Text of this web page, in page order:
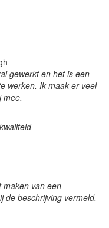
gewerkt en het is een
werken. Ik maak er veel
mee.
maken van een
de beschrijving vermeld.